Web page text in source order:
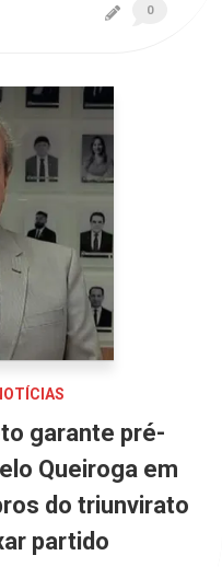
0
garante pré-
Queiroga em
do triunvirato
partido